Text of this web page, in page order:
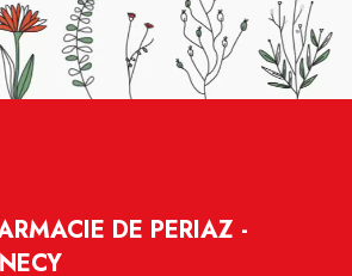
DE PERIAZ -